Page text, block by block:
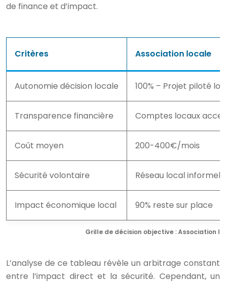
de finance et d’impact.
Grille de décision objective : Association
Critères Association locale
Autonomie décision locale 100% – Projet piloté
Transparence financière Comptes locaux
Coût moyen 200-400€/mois
Sécurité volontaire Réseau local informel
Impact économique local 90% reste sur place
L’analyse de ce tableau révèle un arbitrage constant
entre l’impact direct et la sécurité. Cependant, un